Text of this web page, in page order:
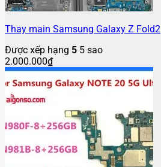
Thay main Samsung Galaxy Z Fold2
Được xếp hạng 5 5 sao
2.000.000₫